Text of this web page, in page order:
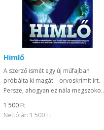
Himlő
A szerző ismét egy új műfajban
próbálta ki magát – orvoskrimit írt.
Persze, ahogyan ez nála megszoko..
1 500 Ft
Nettó ár: 1 500 Ft